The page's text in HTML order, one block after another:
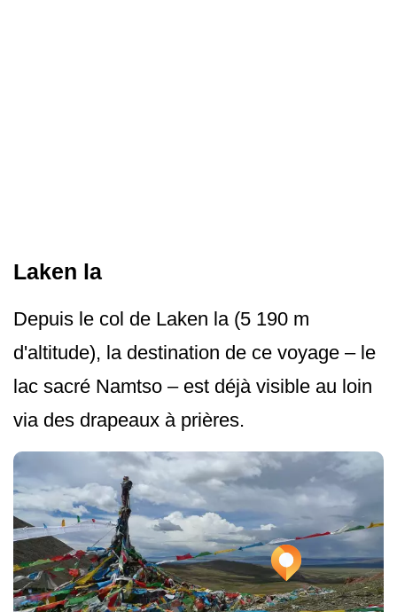
Laken la
Depuis le col de Laken la (5 190 m
d'altitude), la destination de ce voyage – le
lac sacré Namtso – est déjà visible au loin
via des drapeaux à prières.